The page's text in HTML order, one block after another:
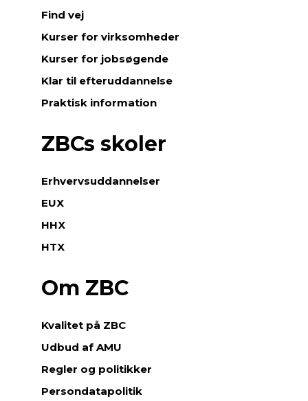
Find vej
Kurser for virksomheder
Kurser for jobsøgende
Klar til efteruddannelse
Praktisk information
ZBCs skoler
Erhvervsuddannelser
EUX
HHX
HTX
Om ZBC
Kvalitet på ZBC
Udbud af AMU
Regler og politikker
Persondatapolitik